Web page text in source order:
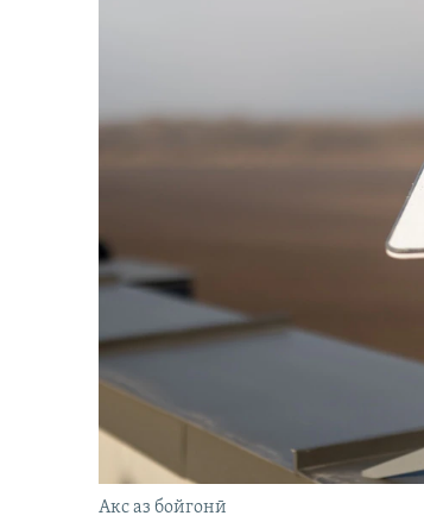
Акс аз бойгонӣ